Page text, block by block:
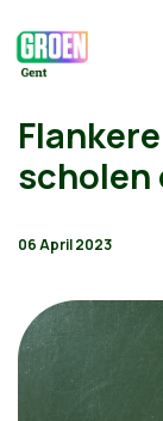
scholen
06 April 2023